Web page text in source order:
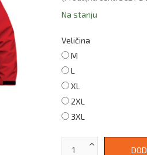
Na stanju
Veličina
M
L
XL
2XL
3XL